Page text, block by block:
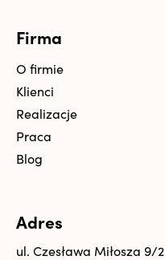
Adres
ul. Czesława Miłosza 9/2
Firma
O firmie
Klienci
Realizacje
Praca
Blog